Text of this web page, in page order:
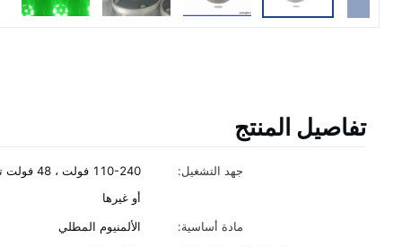
تفاصيل المنتج
جهد التشغيل:
أو غيرها
مادة أساسية:
الألمنيوم المطلي